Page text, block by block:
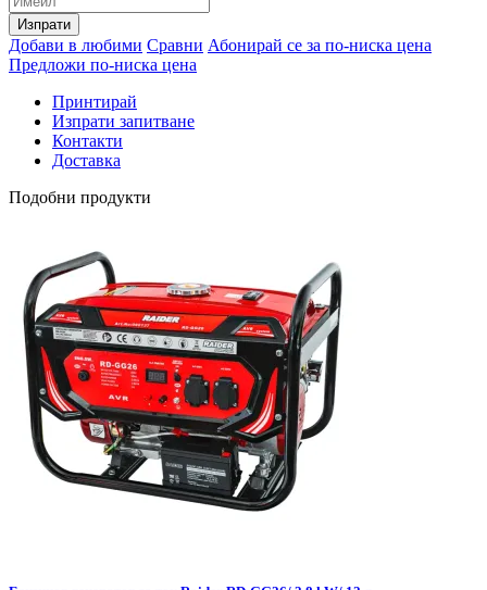
Изпрати
Добави в любими Сравни Абонирай се за по-ниска цена
Предложи по-ниска цена
Принтирай
Изпрати запитване
Контакти
Доставка
Подобни продукти